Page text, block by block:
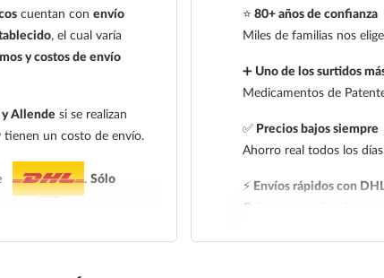
Levofloxacino no ha
post-exposición de
razonablemente
** Levofloxacino ha
tanto in vitro como por
subrogado en
cuentan conenvío
, el cual varía
y costos de envío
Allende si se realizan
tienen un costo de envío.
.Sólo
tarifa nacional al día
⭐ 80+ años de confianza
Miles de familias nos
➕ Uno de los surtidos
Medicamentos de
✅Precios bajos siempre
Ahorro real todos los
⚡ Envíos rápidos con
Cobertura nacional con